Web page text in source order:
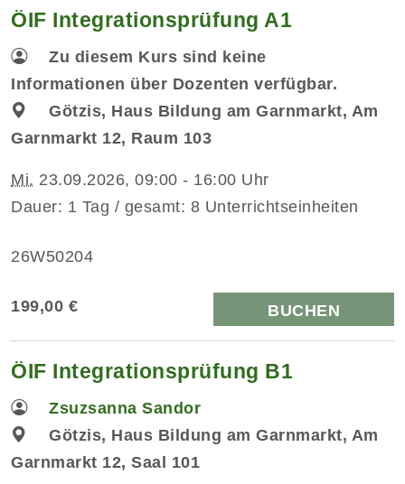
ÖIF Integrationsprüfung A1
Zu diesem Kurs sind keine
Informationen über Dozenten verfügbar.
Götzis, Haus Bildung am Garnmarkt, Am
Garnmarkt 12, Raum 103
Mi. 23.09.2026, 09:00 - 16:00 Uhr
Dauer: 1 Tag / gesamt: 8 Unterrichtseinheiten
26W50204
199,00 € BUCHEN
ÖIF Integrationsprüfung B1
Zsuzsanna Sandor
Götzis, Haus Bildung am Garnmarkt, Am
Garnmarkt 12, Saal 101